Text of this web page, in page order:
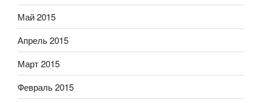
Май 2015
Апрель 2015
Март 2015
Февраль 2015